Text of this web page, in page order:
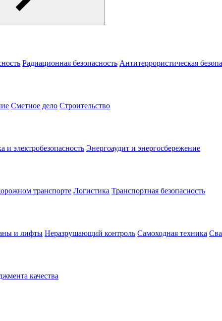
Радиационная безопасность Антитеррористическая
Сметное дело Строительство
и электробезопасность Энергоаудит и энергосбережение
транспорте Логистика Транспортная безопасность
и лифты Неразрушающий контроль Самоходная техника
качества